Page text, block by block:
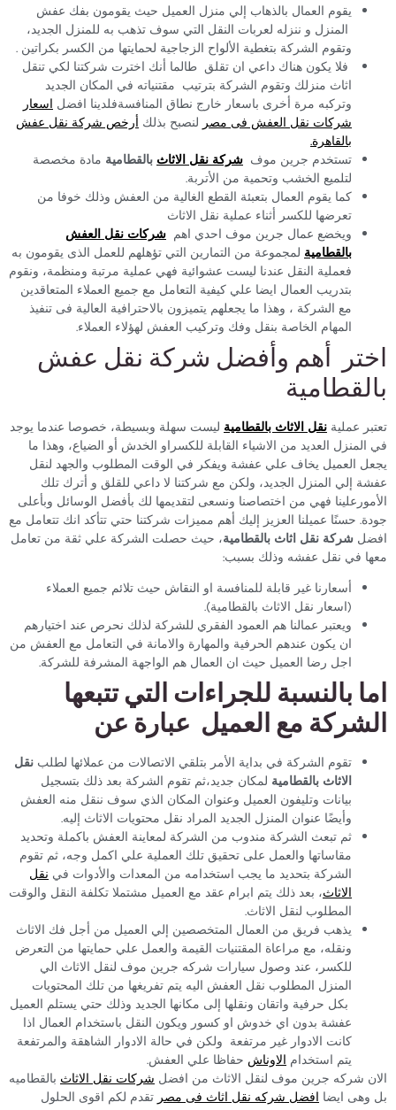
يقوم العمال بالذهاب إلي منزل العميل حيث يقومون بفك عفش
المنزل و ننزله لعربات النقل التي سوف تذهب به للمنزل الجديد،
وتقوم الشركة بتغطية الألواح الزجاجية لحمايتها من الكسر بكراتين .
فلا يكون هناك داعي ان تقلق طالما أنك اخترت شركتنا لكي تنقل
اثاث منزلك وتقوم الشركة بترتيب مقتنياته في المكان الجديد
وتركبه مرة أخرى باسعار خارج نطاق المنافسةفلدينا افضل اسعار
شركات نقل العفش فى مصر لنصبح بذلك أرخص شركة نقل عفش
بالقاهرة.
تستخدم جرين موف شركة نقل الاثاث بالقطامية مادة مخصصة
لتلميع الخشب وتحمية من الأتربة.
كما يقوم العمال بتعبئة القطع الغالية من العفش وذلك خوفا من
تعرضها للكسر أثناء عملية نقل الاثاث
ويخضع عمال جرين موف احدي اهم شركات نقل العفش
بالقطامية لمجموعة من التمارين التي تؤهلهم للعمل الذى يقومون به
فعملية النقل عندنا ليست عشوائية فهي عملية مرتبة ومنظمة، ونقوم
بتدريب العمال ايضا علي كيفية التعامل مع جميع العملاء المتعاقدين
مع الشركة ، وهذا ما يجعلهم يتميزون بالاحترافية العالية فى تنفيذ
المهام الخاصة بنقل وفك وتركيب العفش لهؤلاء العملاء.
اختر أهم وأفضل شركة نقل عفش
بالقطامية
تعتبر عملية نقل الاثاث بالقطامية ليست سهلة وبسيطة، خصوصا عندما يوجد
في المنزل العديد من الاشياء القابلة للكسراو الخدش أو الضياع، وهذا ما
يجعل العميل يخاف علي عفشة ويفكر في الوقت المطلوب والجهد لنقل
عفشة إلي المنزل الجديد، ولكن مع شركتنا لا داعي للقلق و أترك تلك
الأمورعلينا فهي من اختصاصنا ونسعى لتقديمها لك بأفضل الوسائل وبأعلى
جودة. حسنًا عميلنا العزيز إليك أهم مميزات شركتنا حتي تتأكد انك تتعامل مع
افضل شركة نقل اثاث بالقطامية، حيث حصلت الشركة علي ثقة من تعامل
معها في نقل عفشه وذلك بسبب:
أسعارنا غير قابلة للمنافسة او النقاش حيث تلائم جميع العملاء
(اسعار نقل الاثاث بالقطامية).
ويعتبر عمالنا هم العمود الفقري للشركة لذلك نحرص عند اختيارهم
ان يكون عندهم الحرفية والمهارة والامانة في التعامل مع العفش من
اجل رضا العميل حيث ان العمال هم الواجهة المشرفة للشركة.
اما بالنسبة للجراءات التي تتبعها
الشركة مع العميل عبارة عن
تقوم الشركة في بداية الأمر بتلقي الاتصالات من عملائها لطلب نقل
الاثاث بالقطامية لمكان جديد،ثم تقوم الشركة بعد ذلك بتسجيل
بيانات وتليفون العميل وعنوان المكان الذي سوف ننقل منه العفش
وأيضًا عنوان المنزل الجديد المراد نقل محتويات الاثاث إليه.
ثم تبعث الشركة مندوب من الشركة لمعاينة العفش باكملة وتحديد
مقاساتها والعمل على تحقيق تلك العملية علي اكمل وجه، ثم تقوم
الشركة بتحديد ما يجب استخدامه من المعدات والأدوات في نقل
الاثاث، بعد ذلك يتم ابرام عقد مع العميل مشتملا تكلفة النقل والوقت
المطلوب لنقل الاثاث.
يذهب فريق من العمال المتخصصين إلي العميل من أجل فك الاثاث
ونقله، مع مراعاة المقتنيات القيمة والعمل علي حمايتها من التعرض
للكسر، عند وصول سيارات شركه جرين موف لنقل الاثاث الي
المنزل المطلوب نقل العفش اليه يتم تفريغها من تلك المحتويات
بكل حرفية واتقان ونقلها إلى مكانها الجديد وذلك حتي يستلم العميل
عفشة بدون اي خدوش او كسور ويكون النقل باستخدام العمال اذا
كانت الادوار غير مرتفعة ولكن في حالة الادوار الشاهقة والمرتفعة
يتم استخدام الاوناش حفاظا علي العفش.
الان شركه جرين موف لنقل الاثاث من افضل شركات نقل الاثاث بالقطاميه
بل وهى ايضا افضل شركه نقل اثاث فى مصر تقدم لكم اقوى الحلول